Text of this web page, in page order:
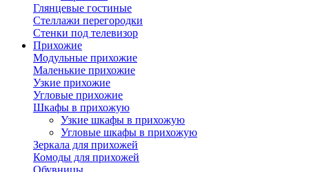
Глянцевые гостиные
Стеллажи перегородки
Стенки под телевизор
Прихожие
Модульные прихожие
Маленькие прихожие
Узкие прихожие
Угловые прихожие
Шкафы в прихожую
Узкие шкафы в прихожую
Угловые шкафы в прихожую
Зеркала для прихожей
Комоды для прихожей
Обувницы